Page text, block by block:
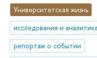
Университетская жизнь
исследования и аналитика
репортаж о событии